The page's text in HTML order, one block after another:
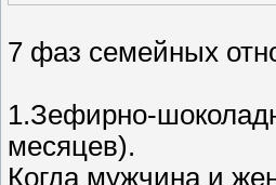
7 фаз семейных
1.Зефирно-
месяцев).
Когда мужчина и